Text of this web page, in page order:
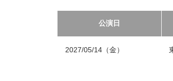
公演日
2027/05/14（金）